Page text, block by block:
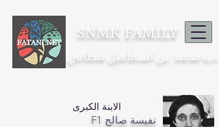
SNMK FAMILY
ذرية محمد بن اسماعيل فطاني
F1 نفيسة صالح
الابنة الكبرى